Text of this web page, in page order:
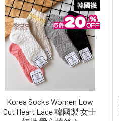
韓國襪
Korea Socks Women Low
Cut Heart Lace 韓國製 女士